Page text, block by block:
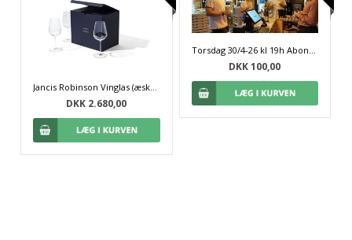
DKK 2.680,00
Torsdag 30/4-26 kl 19h Abonnent-event
DKK 100,00